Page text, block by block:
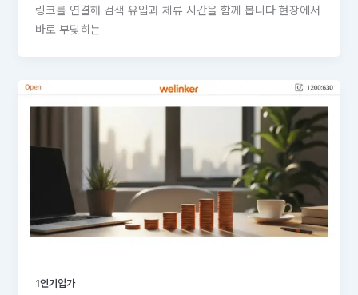
링크를 연결해 검색 유입과 체류 시간을 함께 봅니다 현장에서
바로 부딪히는
1인기업가